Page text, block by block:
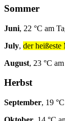
Sommer
Juni, 22 °C am
July, der heißeste
August, 23 °C
Herbst
September, 19